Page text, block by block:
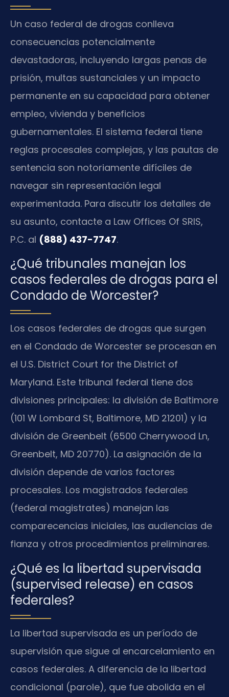
Un caso federal de drogas conlleva
consecuencias potencialmente
devastadoras, incluyendo largas penas de
prisión, multas sustanciales y un impacto
permanente en su capacidad para obtener
empleo, vivienda y beneficios
gubernamentales. El sistema federal tiene
reglas procesales complejas, y las pautas de
sentencia son notoriamente difíciles de
navegar sin representación legal
experimentada. Para discutir los detalles de
su asunto, contacte a Law Offices Of SRIS,
P.C. al (888) 437-7747.
¿Qué tribunales manejan los
casos federales de drogas para el
Condado de Worcester?
Los casos federales de drogas que surgen
en el Condado de Worcester se procesan en
el U.S. District Court for the District of
Maryland. Este tribunal federal tiene dos
divisiones principales: la división de Baltimore
(101 W Lombard St, Baltimore, MD 21201) y la
división de Greenbelt (6500 Cherrywood Ln,
Greenbelt, MD 20770). La asignación de la
división depende de varios factores
procesales. Los magistrados federales
(federal magistrates) manejan las
comparecencias iniciales, las audiencias de
fianza y otros procedimientos preliminares.
¿Qué es la libertad supervisada
(supervised release) en casos
federales?
La libertad supervisada es un período de
supervisión que sigue al encarcelamiento en
casos federales. A diferencia de la libertad
condicional (parole), que fue abolida en el